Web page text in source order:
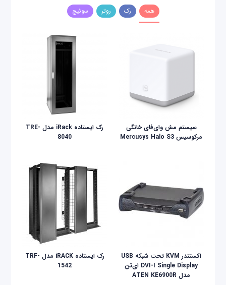
همه رک روتر سوئیچ
سیستم مش وای‌فای خانگی
مرکوسیس Mercusys Halo S3
رک ایستاده iRack مدل TRE-
8040
اکستندر KVM تحت شبکه USB
DVI-I Single Display ای‌تن
مدل ATEN KE6900R
رک ایستاده iRACK مدل TRF-
1542